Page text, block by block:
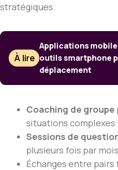
stratégiques.
À lire
Applications
outils smartphone
déplacement
Coaching de groupe
situations complexes
Sessions de
plusieurs fois par mois
Échanges entre